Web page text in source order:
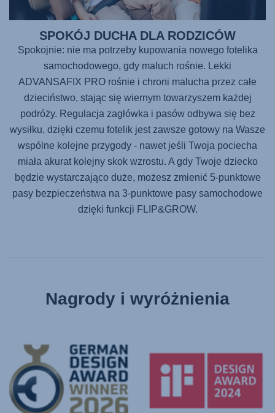
SPOKÓJ DUCHA DLA RODZICÓW
Spokojnie: nie ma potrzeby kupowania nowego fotelika
samochodowego, gdy maluch rośnie. Lekki
ADVANSAFIX PRO rośnie i chroni malucha przez całe
dzieciństwo, stając się wiernym towarzyszem każdej
podróży. Regulacja zagłówka i pasów odbywa się bez
wysiłku, dzięki czemu fotelik jest zawsze gotowy na Wasze
wspólne kolejne przygody - nawet jeśli Twoja pociecha
miała akurat kolejny skok wzrostu. A gdy Twoje dziecko
będzie wystarczająco duże, możesz zmienić 5-punktowe
pasy bezpieczeństwa na 3-punktowe pasy samochodowe
dzięki funkcji FLIP&GROW.
Nagrody i wyróżnienia